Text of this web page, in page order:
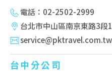
電話：02-2502-2999
台北市中山區南京東路3段
service@pktravel.com.tw
台中分公司